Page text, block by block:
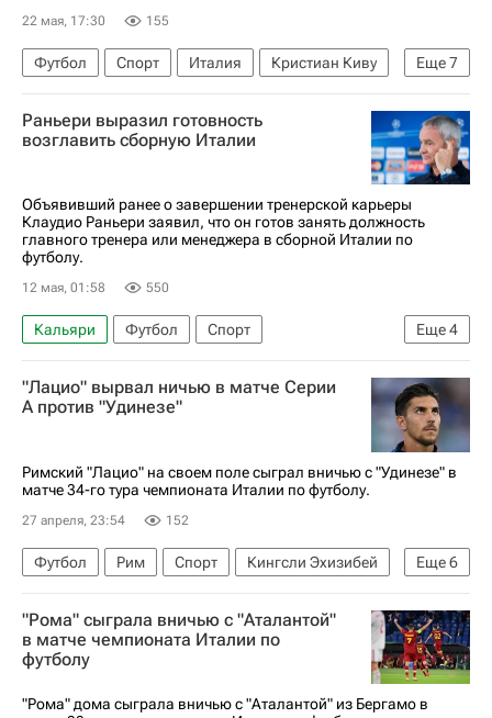
22 мая, 17:30 155
Еще7
Футбол Спорт Италия
Кристиан Киву
Миле Свилар
Лаутаро Мартинес
Интер
Болонья
Рома
Серия А 2026-2027 (Чемпионат Италии по футболу)
Лига чемпионов УЕФА 2026-2027
Раньери выразил готовность
возглавить сборную Италии
Объявивший ранее о завершении тренерской карьеры
Клаудио Раньери заявил, что он готов занять должность
главного тренера или менеджера в сборной Италии по
футболу.
12 мая, 01:58 550
Еще4
Кальяри Футбол
Спорт
Дженнаро Гаттузо
Клаудио Раньери
Рома
Наполи
"Лацио" вырвал ничью в матче Серии
А против "Удинезе"
Римский "Лацио" на своем поле сыграл вничью с "Удинезе" в
матче 34-го тура чемпионата Италии по футболу.
27 апреля, 23:54 152
Еще6
Футбол Рим Спорт
Кингсли Эхизибей
Лука Пеллегрини
Педро
Лацио
Удинезе
Торино
Серия А 2026-2027 (Чемпионат Италии по футболу)
"Рома" сыграла вничью с "Аталантой"
в матче чемпионата Италии по
футболу
"Рома" дома сыграла вничью с "Аталантой" из Бергамо в